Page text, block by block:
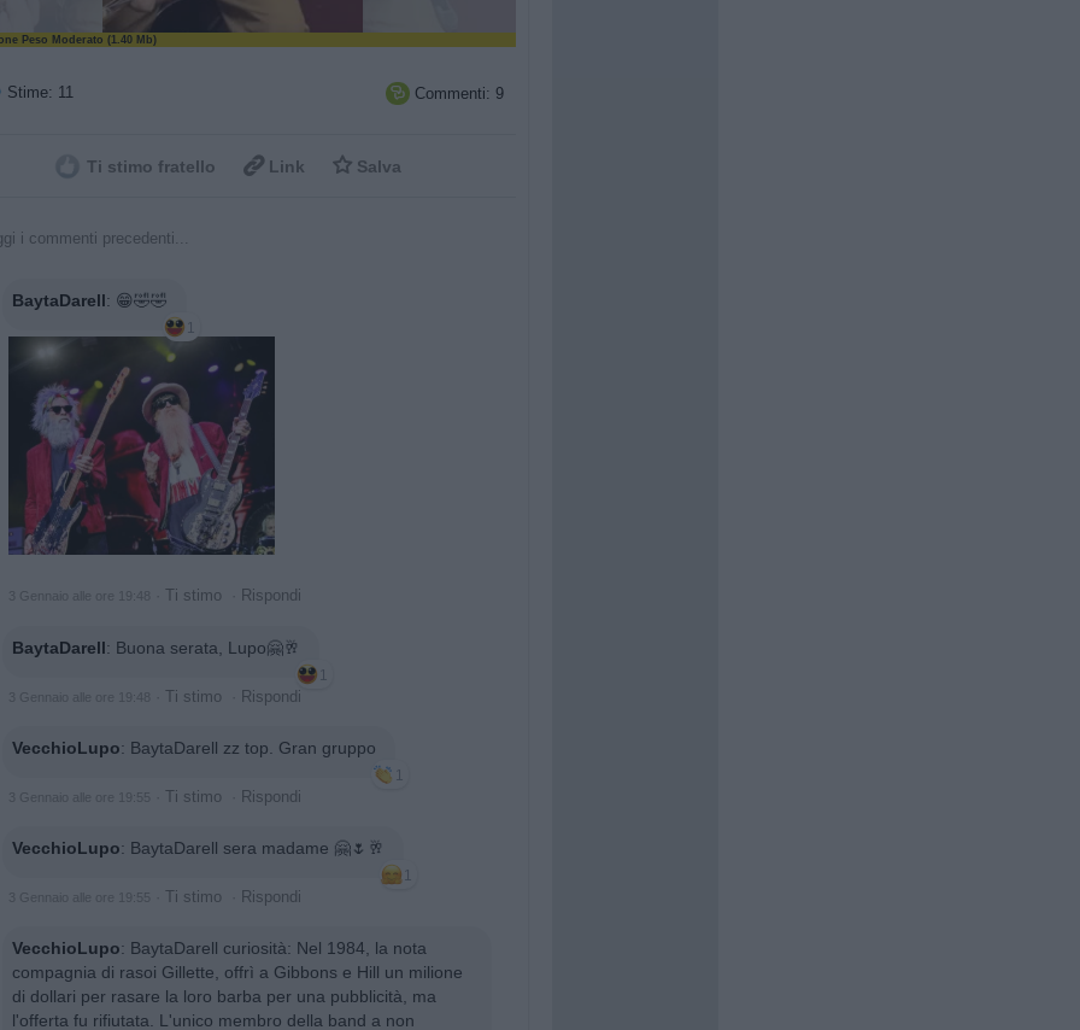
Peso Moderato (1.40 Mb)
Stime: 11  Commenti: 9
Ti stimo fratello  Link  Salva
i commenti precedenti...
BaytaDarell: 😁🤣🤣
1
3 Gennaio alle ore 19:48 Ti stimo Rispondi
BaytaDarell: Buona serata, Lupo🤗🥂
1
3 Gennaio alle ore 19:48 Ti stimo Rispondi
VecchioLupo: BaytaDarell zz top. Gran gruppo
1
3 Gennaio alle ore 19:55 Ti stimo Rispondi
VecchioLupo: BaytaDarell sera madame 🤗🌷🥂
1
3 Gennaio alle ore 19:55 Ti stimo Rispondi
VecchioLupo: BaytaDarell curiosità: Nel 1984, la nota
compagnia di rasoi Gillette, offrì a Gibbons e Hill un milione
di dollari per rasare la loro barba per una pubblicità, ma
l'offerta fu rifiutata. L'unico membro della band a non